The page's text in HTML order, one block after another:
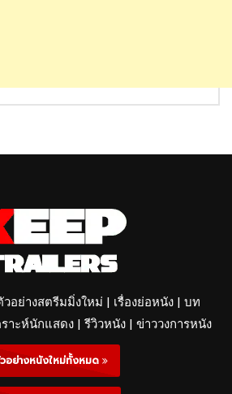
อย่างสตรีมมิ่งใหม่ | เรื่องย่อหนัง | บท
าะห์นักแสดง | รีวิวหนัง | ข่าววงการหนัง
อย่างหนังใหม่ทั้งหมด